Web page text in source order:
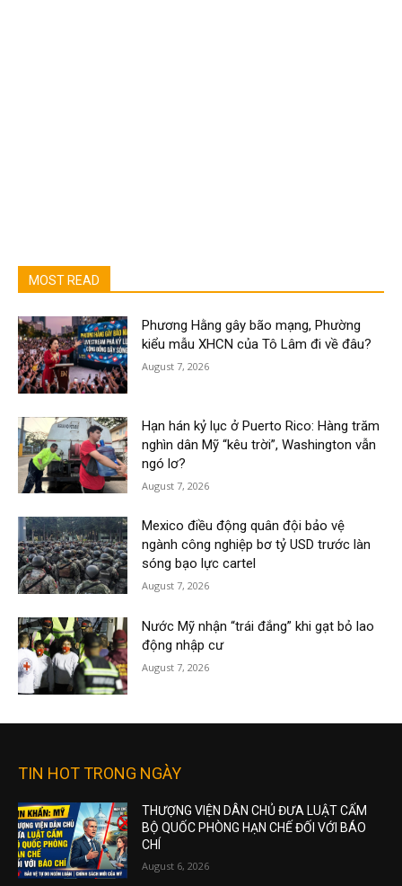
MOST READ
Phương Hằng gây bão mạng, Phường
kiểu mẫu XHCN của Tô Lâm đi về đâu?
August 7, 2026
Hạn hán kỷ lục ở Puerto Rico: Hàng trăm
nghìn dân Mỹ “kêu trời”, Washington vẫn
ngó lơ?
August 7, 2026
Mexico điều động quân đội bảo vệ
ngành công nghiệp bơ tỷ USD trước làn
sóng bạo lực cartel
August 7, 2026
Nước Mỹ nhận “trái đắng” khi gạt bỏ lao
động nhập cư
August 7, 2026
TIN HOT TRONG NGÀY
THƯỢNG VIỆN DÂN CHỦ ĐƯA LUẬT CẤM
BỘ QUỐC PHÒNG HẠN CHẾ ĐỐI VỚI BÁO
CHÍ
August 6, 2026